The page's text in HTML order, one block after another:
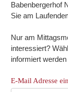
Babenbergerhof
Sie am
Nur am
interessiert?
informiert werden
E-Mail Adresse